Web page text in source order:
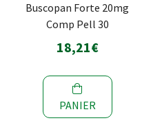
Buscopan Forte 20mg
Comp Pell 30
18,21€
PANIER